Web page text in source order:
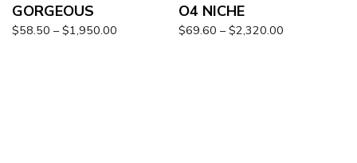
GORGEOUS
$58.50 – $1,950.00
O4 NICHE
$69.60 – $2,320.00